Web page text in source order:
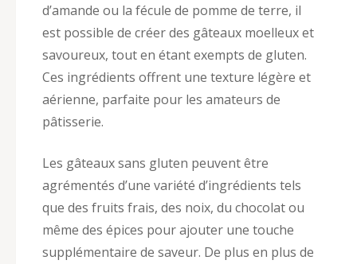
d’amande ou la fécule de pomme de terre, il
est possible de créer des gâteaux moelleux et
savoureux, tout en étant exempts de gluten.
Ces ingrédients offrent une texture légère et
aérienne, parfaite pour les amateurs de
pâtisserie.
Les gâteaux sans gluten peuvent être
agrémentés d’une variété d’ingrédients tels
que des fruits frais, des noix, du chocolat ou
même des épices pour ajouter une touche
supplémentaire de saveur. De plus en plus de